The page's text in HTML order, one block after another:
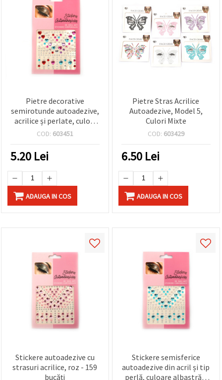
Pietre decorative
semirotunde autoadezive,
acrilice și perlate, culori
mixte – 159 buc.
COD: 603451
5.20 Lei
ADAUGA IN COS
Pietre Stras Acrilice
Autoadezive, Model 5,
Culori Mixte
COD: 603429
6.50 Lei
ADAUGA IN COS
Stickere autoadezive cu
strasuri acrilice, roz - 159
bucăți
Stickere semisferice
autoadezive din acril și tip
perlă, culoare albastră –